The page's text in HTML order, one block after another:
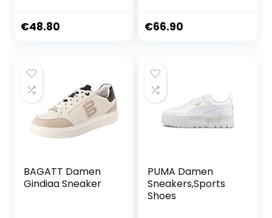
€48.80 €66.90
BAGATT Damen
Gindiaa Sneaker
PUMA Damen
Sneakers,Sports
Shoes